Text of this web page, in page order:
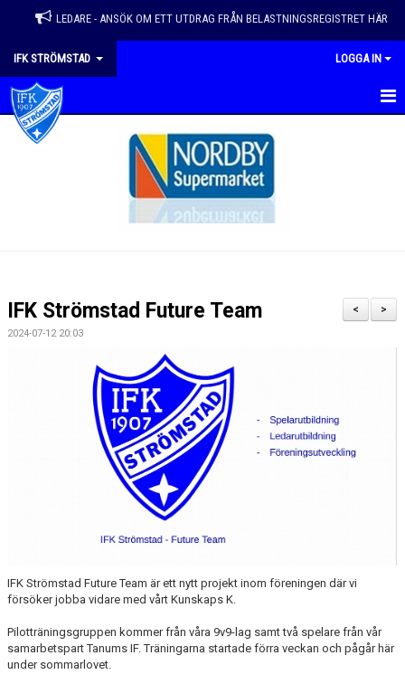
LEDARE - ANSÖK OM ETT UTDRAG FRÅN BELASTNINGSREGISTRET HÄR
IFK STRÖMSTAD LOGGA IN
HEM
EVENEMANG & ÅRSHJUL
OM FÖRENINGEN
FÖRÄLDRAINFORMATION
SPONSORER & PARTNERS
>
<
IFK Strömstad Future Team
2024-07-12 20:03
IFK Strömstad Future Team är ett nytt projekt inom föreningen där vi
försöker jobba vidare med vårt Kunskaps K.
Pilotträningsgruppen kommer från våra 9v9-lag samt två spelare från vår
samarbetspart Tanums IF. Träningarna startade förra veckan och pågår här
under sommarlovet.